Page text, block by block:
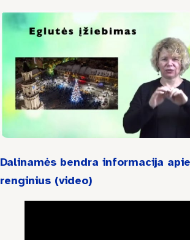
Galerija
Projektai
Ataskaitos
VšĮ Kauno kurčiųjų centras
Dalinamės bendra informacija
renginius (video)